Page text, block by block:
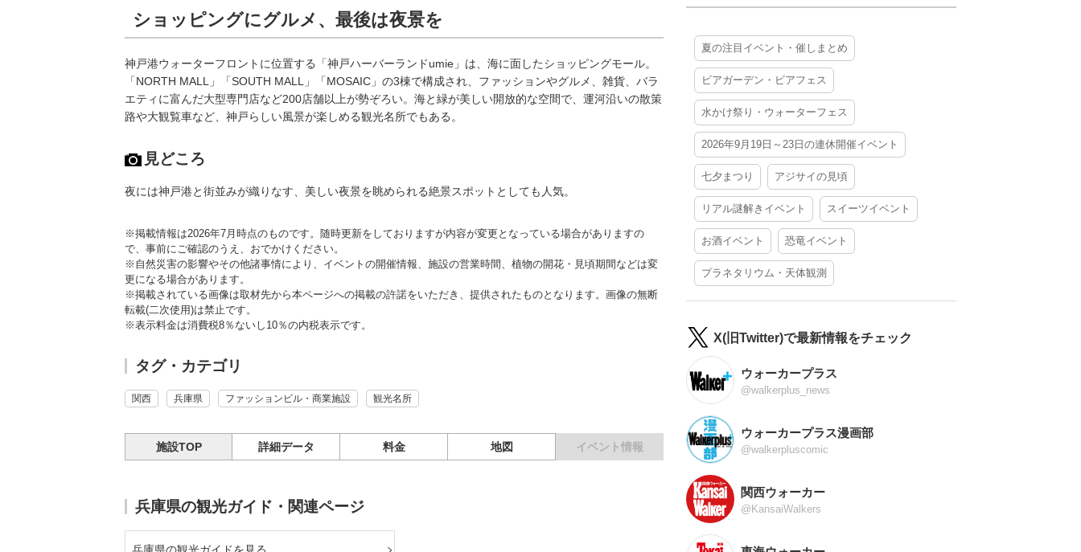
ショッピングにグルメ、最後は夜景を
神戸港ウォーターフロントに位置する「神戸ハーバーランドumie」は、海に面したショッピングモール。
「NORTH MALL」「SOUTH MALL」「MOSAIC」の3棟で構成され、ファッションやグルメ、雑貨、バラ
エティに富んだ大型専門店など200店舗以上が勢ぞろい。海と緑が美しい開放的な空間で、運河沿いの散策
路や大観覧車など、神戸らしい風景が楽しめる観光名所でもある。
見どころ
夜には神戸港と街並みが織りなす、美しい夜景を眺められる絶景スポットとしても人気。
※掲載情報は2026年7月時点のものです。随時更新をしておりますが内容が変更となっている場合がありますの
で、事前にご確認のうえ、おでかけください。
※自然災害の影響やその他諸事情により、イベントの開催情報、施設の営業時間、植物の開花・見頃期間などは変
更になる場合があります。
※掲載されている画像は取材先から本ページへの掲載の許諾をいただき、提供されたものとなります。画像の無断
転載(二次使用)は禁止です。
※表示料金は消費税8％ないし10％の内税表示です。
タグ・カテゴリ
関西 兵庫県 ファッションビル・商業施設 観光名所
施設TOP 詳細データ 料金 地図 イベント情報
兵庫県の観光ガイド・関連ページ
夏の注目イベント・催しまとめ
ビアガーデン・ビアフェス
水かけ祭り・ウォーターフェス
2026年9月19日～23日の連休開催イベント
七夕まつり アジサイの見頃
リアル謎解きイベント スイーツイベント
お酒イベント 恐竜イベント
プラネタリウム・天体観測
X(旧Twitter)で最新情報をチェック
ウォーカープラス
@walkerplus_news
ウォーカープラス漫画部
@walkerpluscomic
関西ウォーカー
@KansaiWalkers